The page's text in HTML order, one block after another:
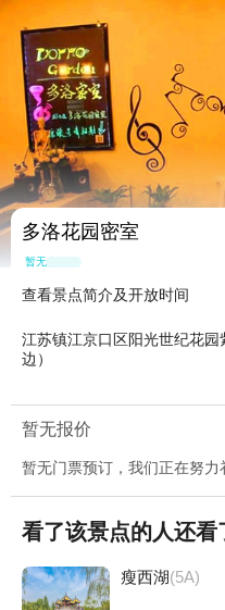
多洛花园密室
暂无点评
查看景点简介及开放时间
江苏镇江京口区阳光世纪花
边）
暂无报价
暂无门票预订，我们正在努力
看了该景点的人还看
瘦西湖(5A)
